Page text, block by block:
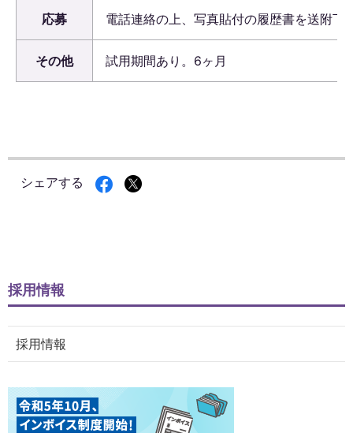
応募 電話連絡の上、写真貼付の履歴書を送附下
その他 試用期間あり。6ヶ月
シェアする
採用情報
採用情報